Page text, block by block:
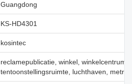
Guangdong
KS-HD4301
kosintec
reclamepublicatie, winkel, winkelcentrum,
tentoonstellingsruimte, luchthaven,